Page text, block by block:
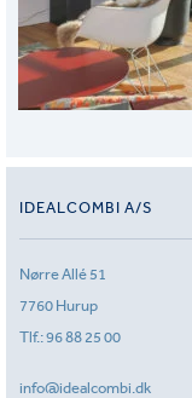
IDEALCOMBI A/S
Nørre Allé 51
7760 Hurup
Tlf.:96 88 25 00
info@idealcombi.dk